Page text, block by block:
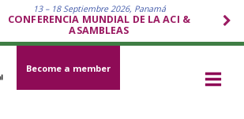
13 – 18 Septiembre 2026, Panamá
CONFERENCIA MUNDIAL DE LA ACI &
ASAMBLEAS
Become a member